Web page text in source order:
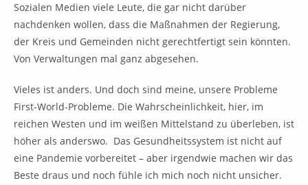
Sozialen Medien viele Leute, die gar nicht darüber
nachdenken wollen, dass die Maßnahmen der Regierung,
der Kreis und Gemeinden nicht gerechtfertigt sein könnten.
Von Verwaltungen mal ganz abgesehen.
Vieles ist anders. Und doch sind meine, unsere Probleme
First-World-Probleme. Die Wahrscheinlichkeit, hier, im
reichen Westen und im weißen Mittelstand zu überleben, ist
höher als anderswo. Das Gesundheitssystem ist nicht auf
eine Pandemie vorbereitet – aber irgendwie machen wir das
Beste draus und noch fühle ich mich noch nicht unsicher.